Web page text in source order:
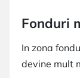
Fonduri
In zona
devine mult